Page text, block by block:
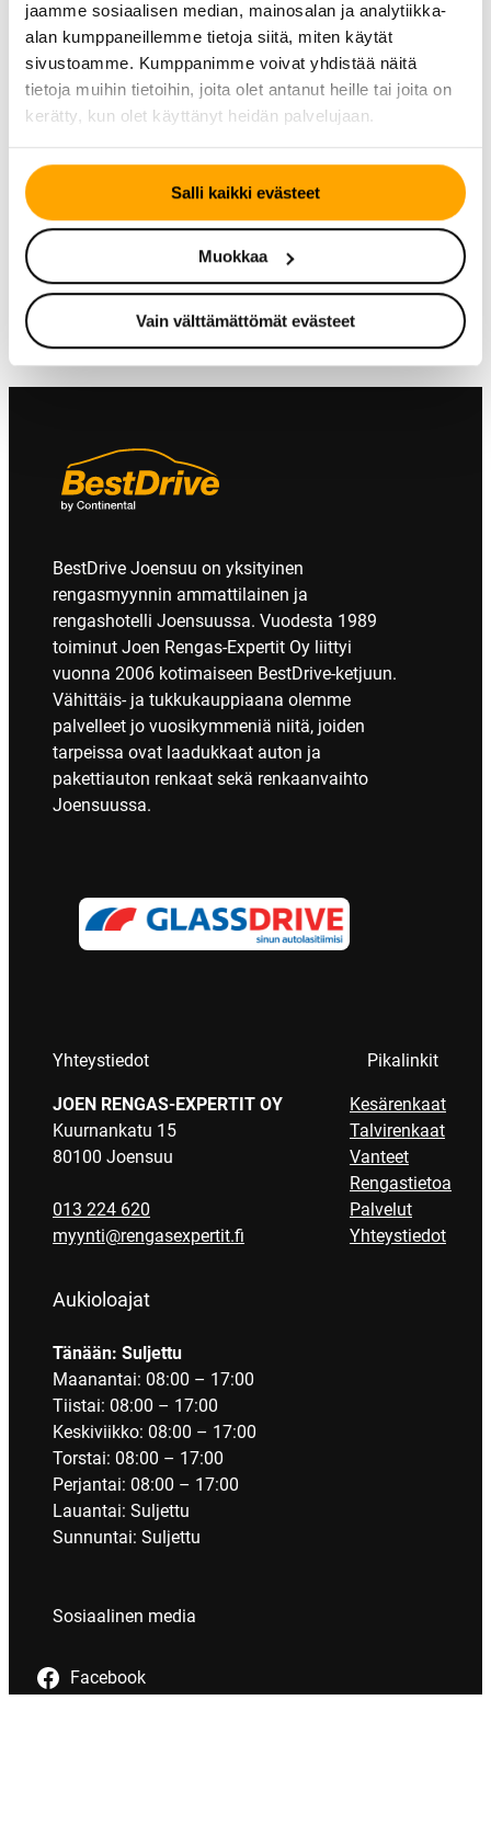
jaamme sosiaalisen median, mainosalan ja analytiikka-
alan kumppaneillemme tietoja siitä, miten käytät
sivustoamme. Kumppanimme voivat yhdistää näitä
tietoja muihin tietoihin, joita olet antanut heille tai joita on
kerätty, kun olet käyttänyt heidän palvelujaan.
Salli kaikki evästeet
Muokkaa
Vain välttämättömät evästeet
pitkäaikaiselle työntekijälle ja tiimimme jäsenelle.
Lähetä vapaamuotoinen hakemus, jossa kerrot
osaamisestasi ja aiemmasta työkokemuksestasi (CV
mukaan liitettynä)19.3.2019
mennessä hanne.husso@businessjoensuu.fi
Milloin?
Tehtävään haku 19.3.2019 mennessä. Työ alkaa heti
sopivan hakijan löydyttyä, sopimuksen mukaan.
Mahdollisen työvoimakoulutuksen kokonaiskesto 10-
100 päivää.
BestDrive Joensuu on yksityinen
rengasmyynnin ammattilainen ja
rengashotelli Joensuussa. Vuodesta 1989
toiminut Joen Rengas-Expertit Oy liittyi
vuonna 2006 kotimaiseen BestDrive-ketjuun.
Vähittäis- ja tukkukauppiaana olemme
palvelleet jo vuosikymmeniä niitä, joiden
tarpeissa ovat laadukkaat auton ja
pakettiauton renkaat sekä renkaanvaihto
Joensuussa.
Yhteystiedot
JOEN RENGAS-EXPERTIT OY
Kuurnankatu 15
80100 Joensuu
013 224 620
myynti@rengasexpertit.fi
Aukioloajat
Tänään: Suljettu
Maanantai: 08:00 – 17:00
Tiistai: 08:00 – 17:00
Keskiviikko: 08:00 – 17:00
Torstai: 08:00 – 17:00
Perjantai: 08:00 – 17:00
Lauantai: Suljettu
Sunnuntai: Suljettu
Pikalinkit
Kesärenkaat
Talvirenkaat
Vanteet
Rengastietoa
Palvelut
Yhteystiedot
Sosiaalinen media
Facebook